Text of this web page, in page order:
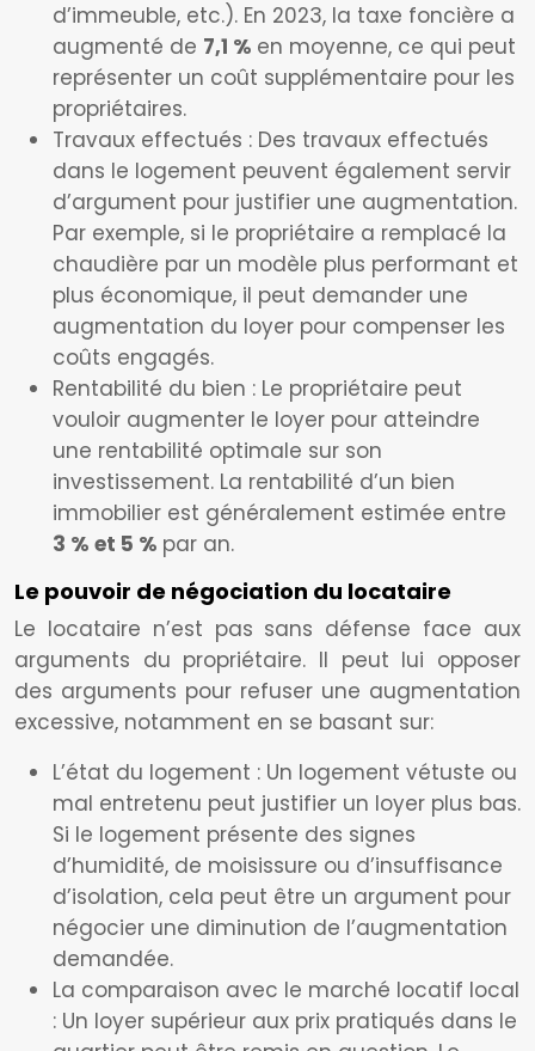
d’immeuble, etc.). En 2023, la taxe foncière a
augmenté de 7,1 % en moyenne, ce qui peut
représenter un coût supplémentaire pour les
propriétaires.
Travaux effectués : Des travaux effectués
dans le logement peuvent également servir
d’argument pour justifier une augmentation.
Par exemple, si le propriétaire a remplacé la
chaudière par un modèle plus performant et
plus économique, il peut demander une
augmentation du loyer pour compenser les
coûts engagés.
Rentabilité du bien : Le propriétaire peut
vouloir augmenter le loyer pour atteindre
une rentabilité optimale sur son
investissement. La rentabilité d’un bien
immobilier est généralement estimée entre
3 % et 5 % par an.
Le pouvoir de négociation du locataire
Le locataire n’est pas sans défense face aux
arguments du propriétaire. Il peut lui opposer
des arguments pour refuser une augmentation
excessive, notamment en se basant sur:
L’état du logement : Un logement vétuste ou
mal entretenu peut justifier un loyer plus bas.
Si le logement présente des signes
d’humidité, de moisissure ou d’insuffisance
d’isolation, cela peut être un argument pour
négocier une diminution de l’augmentation
demandée.
La comparaison avec le marché locatif local
: Un loyer supérieur aux prix pratiqués dans le